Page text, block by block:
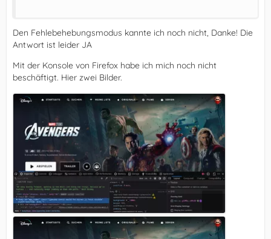
Den Fehlebehebungsmodus kannte ich noch nicht, Danke! Die
Antwort ist leider JA
Mit der Konsole von Firefox habe ich mich noch nicht
beschäftigt. Hier zwei Bilder.